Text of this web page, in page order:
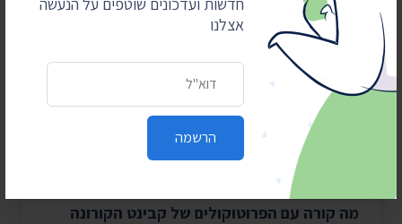
אצלנו
הרשמה
לדבר באופן חופשי, ואילו העותרים טוענים: "לציבור
זכות לדעת"
למידע נוסף
מה קורה עם הפרוטוקולים של קבינט הקורונה